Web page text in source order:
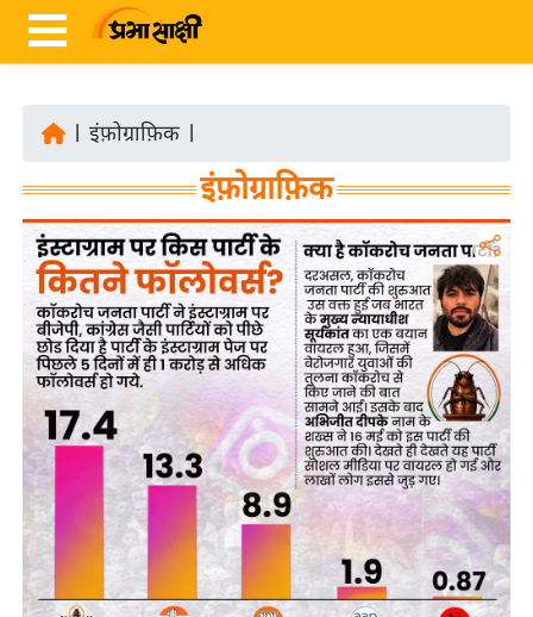
ज़ा
ख
रा
ष्ट्री
त
र्रा
ष्ट्री
य
बि
इंफ़ोग्राफ़िक
इंफ़ोग्राफ़िक